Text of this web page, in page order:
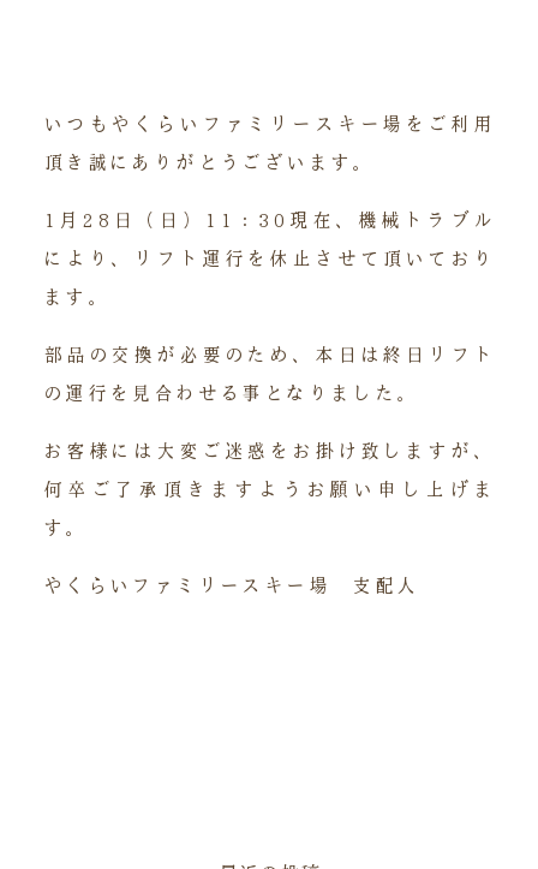
いつもやくらいファミリースキー場をご利用
頂き誠にありがとうございます。
1月28日（日）11：30現在、機械トラブル
により、リフト運行を休止させて頂いており
ます。
部品の交換が必要のため、本日は終日リフト
の運行を見合わせる事となりました。
お客様には大変ご迷惑をお掛け致しますが、
何卒ご了承頂きますようお願い申し上げま
す。
やくらいファミリースキー場 支配人